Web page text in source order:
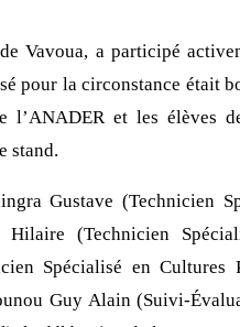
Vavoua, a participé
pour la circonstance était
l’ANADER et les élèves
stand.
Gustave (Technicien
(Technicien
Spécialisé en Cultures
Guy Alain (Suivi-